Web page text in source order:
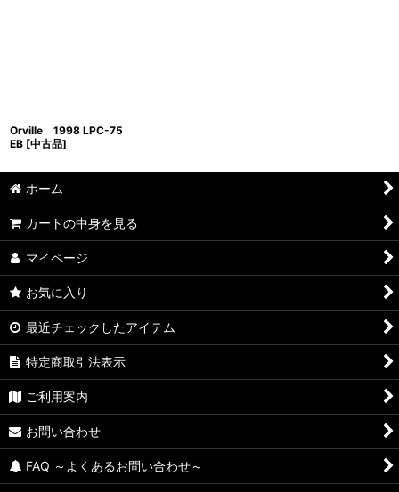
Orville 1998 LPC-75
EB [中古品]
ホーム
カートの中身を見る
マイページ
お気に入り
最近チェックしたアイテム
特定商取引法表示
ご利用案内
お問い合わせ
FAQ ～よくあるお問い合わせ～